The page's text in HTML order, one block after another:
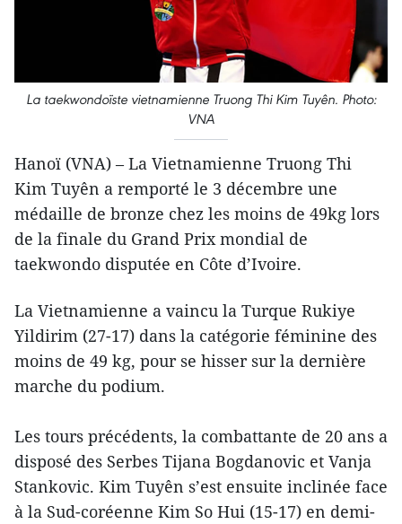
La taekwondoïste vietnamienne Truong Thi Kim Tuyên. Photo:
VNA
Hanoï (VNA) – La Vietnamienne Truong Thi
Kim Tuyên a remporté le 3 décembre une
médaille de bronze chez les moins de 49kg lors
de la finale du Grand Prix mondial de
taekwondo disputée en Côte d’Ivoire.
La Vietnamienne a vaincu la Turque Rukiye
Yildirim (27-17) dans la catégorie féminine des
moins de 49 kg, pour ​se hisser sur la dernière
marche du podium.
​Les tours précédents, la ​combattante de 20 ans a
disposé des Serbes Tijana Bogdanovic et Vanja
Stankovic. Kim Tuyên s’est ensuite inclinée face
à la Sud-coréenne Kim So Hui (15-17) en demi-